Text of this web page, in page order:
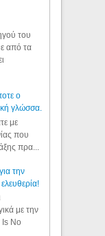
του
από τα
ο
γλώσσα.
με
που
πρα...
την
με την
No